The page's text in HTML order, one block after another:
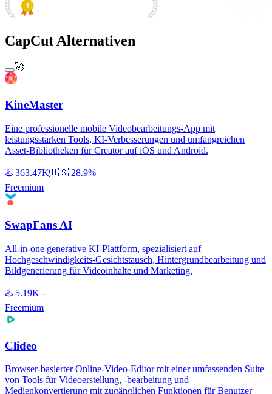
CapCut Alternativen
🚀
KineMaster
Eine professionelle mobile Videobearbeitungs-App mit
leistungsstarken Tools, KI-Verbesserungen und umfangreichen
Asset-Bibliotheken für Creator auf iOS und Android.
♨️ 363.47K🇺🇸 28.9%
Freemium
SwapFans AI
All-in-one generative KI-Plattform, spezialisiert auf
Hochgeschwindigkeits-Gesichtstausch, Hintergrundbearbeitung und
Bildgenerierung für Videoinhalte und Marketing.
♨️ 5.19K -
Freemium
Clideo
Browser-basierter Online-Video-Editor mit einer umfassenden Suite
von Tools für Videoerstellung, -bearbeitung und
Medienkonvertierung mit zugänglichen Funktionen für Benutzer